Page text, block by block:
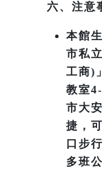
六、注意
本館
市私
工商)
教室
市大
捷，
口步
多班